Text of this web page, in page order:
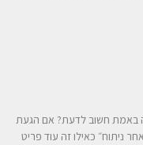
באמת חשוב לדעת? אם הגעת
ניתוח״ כאילו זה עוד פריט